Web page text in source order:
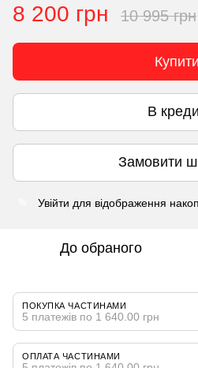
8 200 грн 10 995 грн
Купити
В
Замовити
Увійти для відображення
До обраного
ПОКУПКА ЧАСТИНАМИ
5 платежів по 1 640.00 грн
ОПЛАТА ЧАСТИНАМИ